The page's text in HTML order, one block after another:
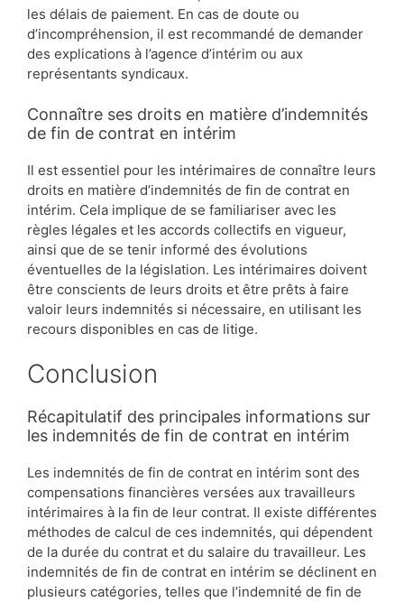
les délais de paiement. En cas de doute ou
d’incompréhension, il est recommandé de demander
des explications à l’agence d’intérim ou aux
représentants syndicaux.
Connaître ses droits en matière d’indemnités
de fin de contrat en intérim
Il est essentiel pour les intérimaires de connaître leurs
droits en matière d’indemnités de fin de contrat en
intérim. Cela implique de se familiariser avec les
règles légales et les accords collectifs en vigueur,
ainsi que de se tenir informé des évolutions
éventuelles de la législation. Les intérimaires doivent
être conscients de leurs droits et être prêts à faire
valoir leurs indemnités si nécessaire, en utilisant les
recours disponibles en cas de litige.
Conclusion
Récapitulatif des principales informations sur
les indemnités de fin de contrat en intérim
Les indemnités de fin de contrat en intérim sont des
compensations financières versées aux travailleurs
intérimaires à la fin de leur contrat. Il existe différentes
méthodes de calcul de ces indemnités, qui dépendent
de la durée du contrat et du salaire du travailleur. Les
indemnités de fin de contrat en intérim se déclinent en
plusieurs catégories, telles que l’indemnité de fin de